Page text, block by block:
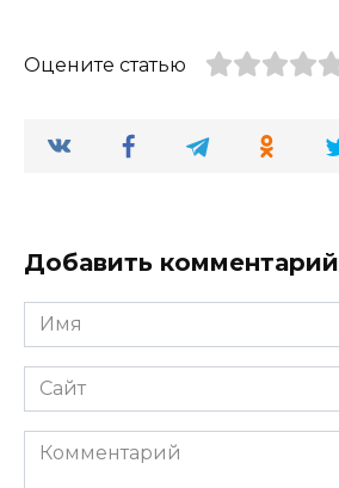
Оцените статью
Добавить комментарий
Имя
*
Сайт
Комментарий